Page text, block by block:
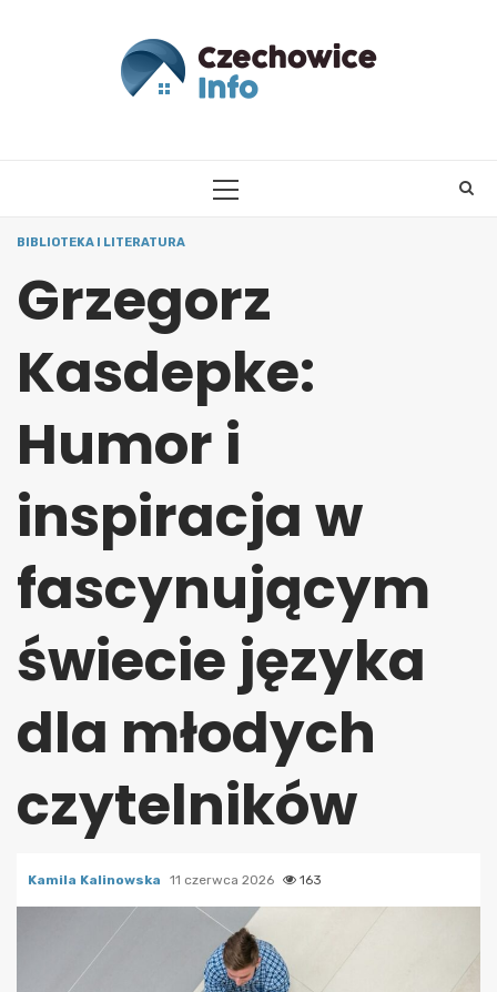
PRIMARY
BIBLIOTEKA I LITERATURA
Grzegorz
Kasdepke:
Humor i
inspiracja w
fascynującym
świecie języka
dla młodych
czytelników
Kamila Kalinowska 11 czerwca 2026 163